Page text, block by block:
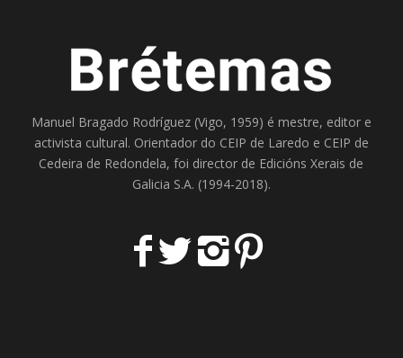
Manuel Bragado Rodríguez (Vigo, 1959) é mestre, editor e
activista cultural. Orientador do CEIP de Laredo e CEIP de
Cedeira de Redondela, foi director de Edicións Xerais de
Galicia S.A. (1994-2018).